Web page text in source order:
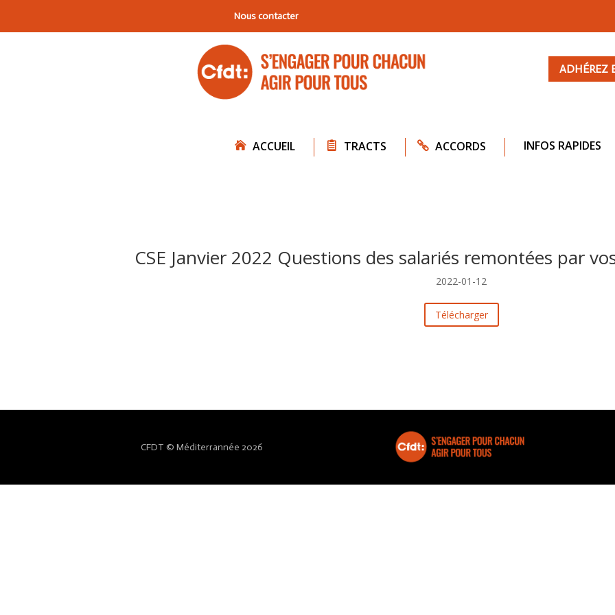
Nous contacter
ADHÉREZ
ACCUEIL TRACTS ACCORDS INFOS RAPIDES
CSE Janvier 2022 Questions des salariés remontées par
2022-01-12
Télécharger
CFDT © Méditerrannée 2026